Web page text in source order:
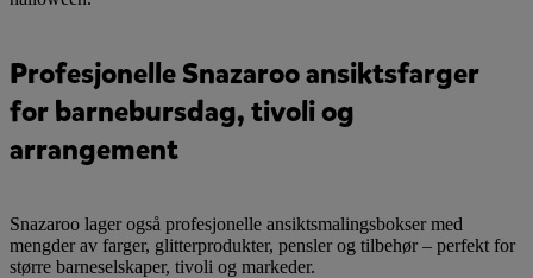
Profesjonelle Snazaroo ansiktsfarger
for barnebursdag, tivoli og
arrangement
Snazaroo lager også profesjonelle ansiktsmalingsbokser med
mengder av farger, glitterprodukter, pensler og tilbehør – perfekt for
større barneselskaper, tivoli og markeder.